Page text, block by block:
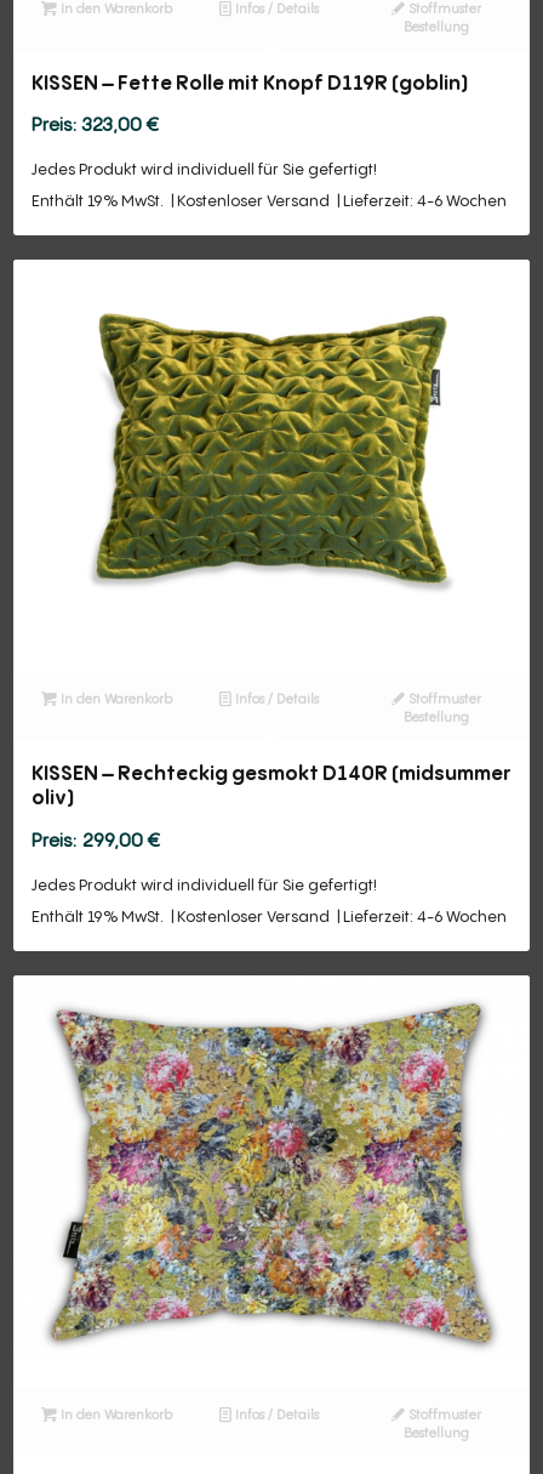
In den Warenkorb Infos / Details
Stoffmuster
Bestellung
KISSEN – Fette Rolle mit Knopf D119R (goblin)
323,00€
Jedes Produkt wird individuell für Sie gefertigt!
Enthält 19% MwSt.
Kostenloser Versand Lieferzeit: 4-6 Wochen
In den Warenkorb Infos / Details
Stoffmuster
Bestellung
KISSEN – Rechteckig gesmokt D140R (midsummer
oliv)
299,00€
Jedes Produkt wird individuell für Sie gefertigt!
Enthält 19% MwSt.
Kostenloser Versand Lieferzeit: 4-6 Wochen
In den Warenkorb Infos / Details
Stoffmuster
Bestellung